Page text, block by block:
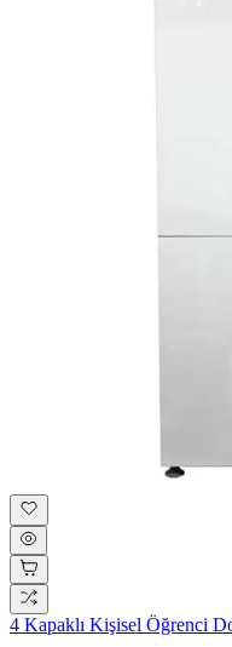
4 Kapaklı Kişisel Öğrenci